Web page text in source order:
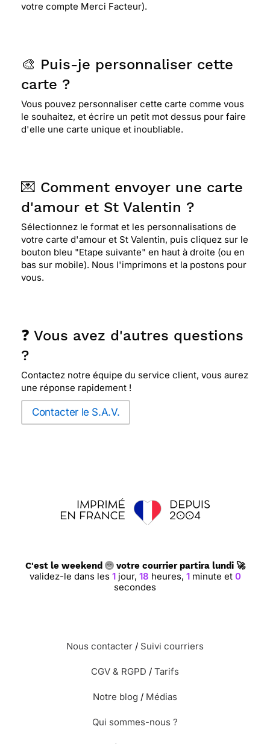
votre compte Merci Facteur).
🎨 Puis-je personnaliser cette
carte ?
Vous pouvez personnaliser cette carte comme vous
le souhaitez, et écrire un petit mot dessus pour faire
d'elle une carte unique et inoubliable.
💌 Comment envoyer une carte
d'amour et St Valentin ?
Sélectionnez le format et les personnalisations de
votre carte d'amour et St Valentin, puis cliquez sur le
bouton bleu "Etape suivante" en haut à droite (ou en
bas sur mobile). Nous l'imprimons et la postons pour
vous.
❓ Vous avez d'autres questions
?
Contactez notre équipe du service client, vous aurez
une réponse rapidement !
Contacter le S.A.V.
C'est le weekend votre courrier partira lundi 🚀
validez-le dans les1jour,18heures,et 59secondes